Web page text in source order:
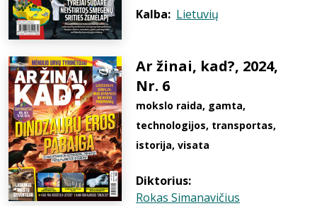
Kalba: Lietuvių
Ar žinai, kad?, 2024,
Nr. 6
mokslo raida, gamta,
technologijos, transportas,
istorija, visata
Diktorius:
Rokas Simanavičius